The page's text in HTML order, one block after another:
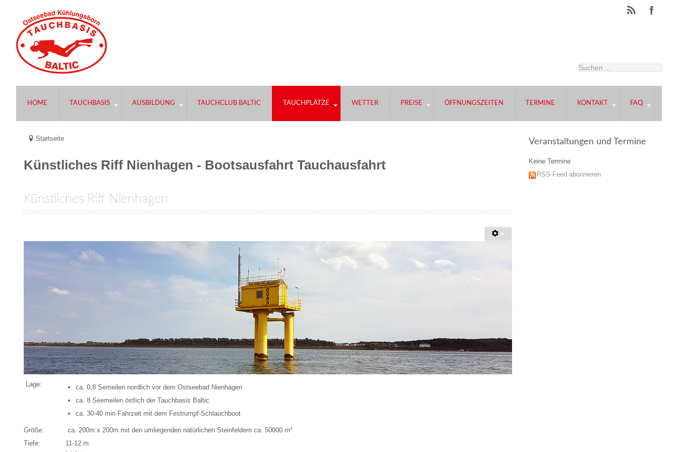
HOME TAUCHBASIS AUSBILDUNG TAUCHCLUB BALTIC TAUCHPLÄTZE WETTER PREISE ÖFFNUNGSZEITEN TERMINE KONTAKT FAQ
Veranstaltungen und Termine
Keine Termine
RSS-Feed abonnieren
Startseite
Künstliches Riff Nienhagen - Bootsausfahrt Tauchausfahrt
Künstliches Riff Nienhagen
Lage:
ca. 0,8 Semeilen nordlich vor dem Ostseebad Nienhagen
ca. 8 Seemeilen östlich der Tauchbasis Baltic
ca. 30-40 min Fahrzeit mit dem Festrumpf-Schlauchboot
Größe:
ca. 200m x 200m mit den umliegenden natürlichen Steinfeldern ca. 50000 m²
Tiefe:
11-12 m